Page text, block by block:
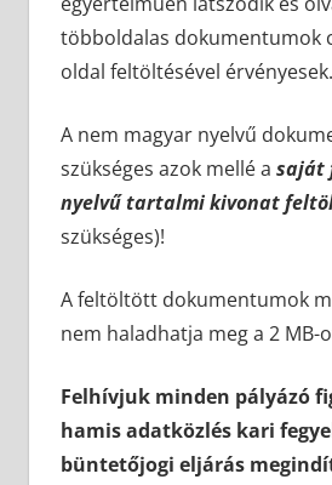
többoldalas dokumentumok
oldal feltöltésével érvényesek.
A nem magyar nyelvű
szükséges azok mellé a saját
nyelvű tartalmi kivonat
szükséges)!
A feltöltött dokumentumok
nem haladhatja meg a 2 MB-
Felhívjuk minden pályázó
hamis adatközlés kari
büntetőjogi eljárás